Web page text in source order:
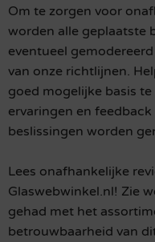
Om te zorgen voor
worden alle geplaatste
eventueel
van onze richtlijnen.
goed mogelijke basis
ervaringen en
beslissingen worden
Lees onafhankelijke
Glaswebwinkel.nl! Zie
gehad met het
betrouwbaarheid van